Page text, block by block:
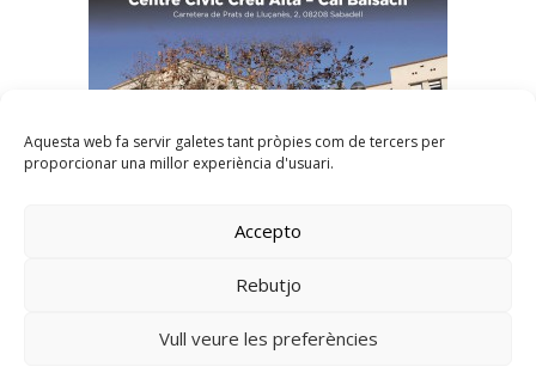
Aquesta web fa servir galetes tant pròpies com de tercers per
proporcionar una millor experiència d'usuari.
Accepto
Rebutjo
Vull veure les preferències